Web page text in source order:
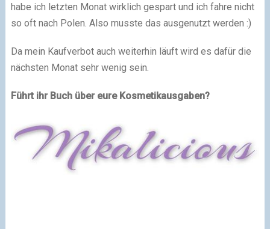
habe ich letzten Monat wirklich gespart und ich fahre nicht
so oft nach Polen. Also musste das ausgenutzt werden :)
Da mein Kaufverbot auch weiterhin läuft wird es dafür die
nächsten Monat sehr wenig sein.
Führt ihr Buch über eure Kosmetikausgaben?